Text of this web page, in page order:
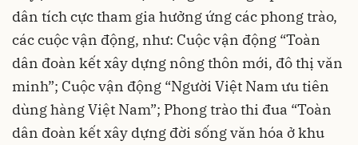
dân tích cực tham gia hưởng ứng các phong trào,
các cuộc vận động, như: Cuộc vận động “Toàn
dân đoàn kết xây dựng nông thôn mới, đô thị văn
minh”; Cuộc vận động “Người Việt Nam ưu tiên
dùng hàng Việt Nam”; Phong trào thi đua “Toàn
dân đoàn kết xây dựng đời sống văn hóa ở khu